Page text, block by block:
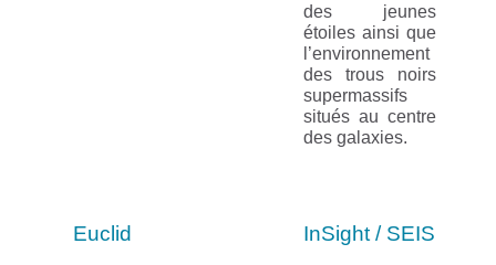
des jeunes
étoiles ainsi que
l’environnement
des trous noirs
supermassifs
situés au centre
des galaxies.
Euclid InSight / SEIS